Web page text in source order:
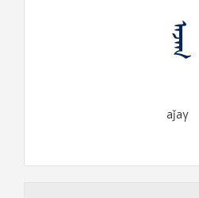
ᠠᠵᠠᠭ
aǰaγ